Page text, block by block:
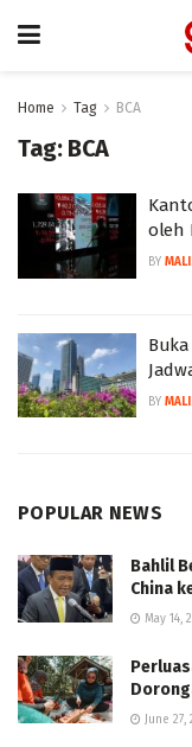
Home Tag BCA
Tag: BCA
oleh
BY
BY
POPULAR NEWS
Bahlil
China
May 14,
June 27,